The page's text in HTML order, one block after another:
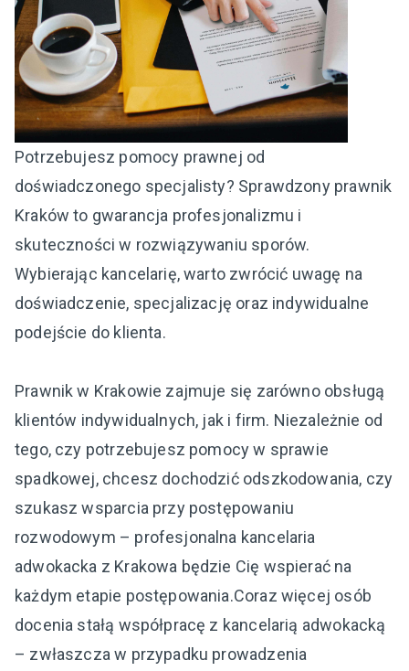
Potrzebujesz pomocy prawnej od
doświadczonego specjalisty? Sprawdzony prawnik
Kraków to gwarancja profesjonalizmu i
skuteczności w rozwiązywaniu sporów.
Wybierając kancelarię, warto zwrócić uwagę na
doświadczenie, specjalizację oraz indywidualne
podejście do klienta.
Prawnik w Krakowie zajmuje się zarówno obsługą
klientów indywidualnych, jak i firm. Niezależnie od
tego, czy potrzebujesz pomocy w sprawie
spadkowej, chcesz dochodzić odszkodowania, czy
szukasz wsparcia przy postępowaniu
rozwodowym – profesjonalna kancelaria
adwokacka z Krakowa będzie Cię wspierać na
każdym etapie postępowania.Coraz więcej osób
docenia stałą współpracę z kancelarią adwokacką
– zwłaszcza w przypadku prowadzenia